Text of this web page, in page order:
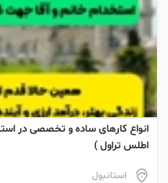
انواع کارهای ساده و تخصصی در
اطلس تراول )
استانبول